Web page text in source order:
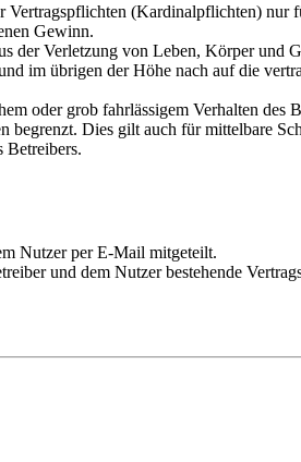
(Kardinalpflichten) nur
Gewinn.
der Verletzung von Leben, Körper und
im übrigen der Höhe nach auf die
oder grob fahrlässigem Verhalten des
Dies gilt auch für mittelbare
Betreibers.
Nutzer per E-Mail mitgeteilt.
und dem Nutzer bestehende